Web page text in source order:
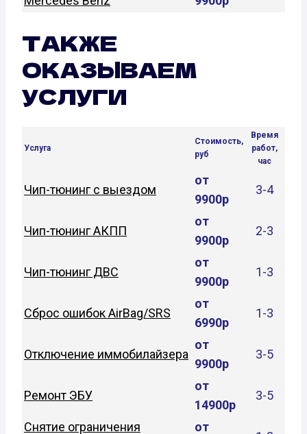
ТАКЖЕ
ОКАЗЫВАЕМ
УСЛУГИ
Услуга
Стоимость,
руб
Время
работ,
час
Чип-тюнинг с выездом
от
9900р
3-4
Чип-тюнинг АКПП
от
9900р
2-3
Чип-тюнинг ДВС
от
9900р
1-3
Сброс ошибок AirBag/SRS
от
6990р
1-3
Отключение иммобилайзера
от
9900р
3-5
Ремонт ЭБУ
от
14900р
3-5
Снятие ограничения
от